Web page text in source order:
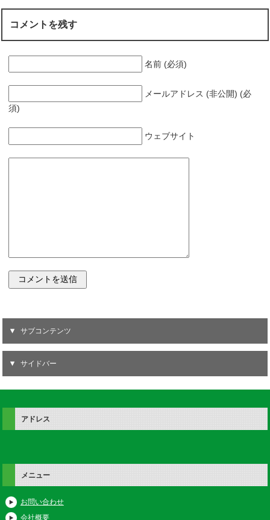
コメントを残す
名前 (必須)
メールアドレス (非公開) (必
須)
ウェブサイト
サブコンテンツ
サイドバー
アドレス
メニュー
お問い合わせ
会社概要